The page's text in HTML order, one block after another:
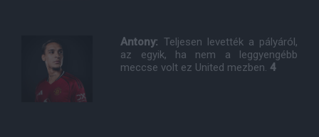
Antony: Teljesen levették a pályáról,
az egyik, ha nem a leggyengébb
meccse volt ez United mezben. 4